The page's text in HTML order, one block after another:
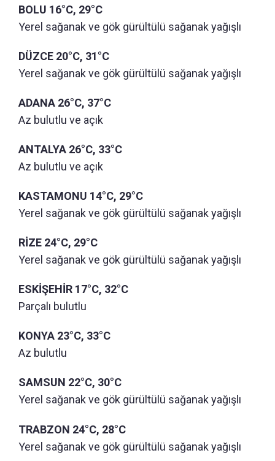
BOLU 16°C, 29°C
Yerel sağanak ve gök gürültülü sağanak yağışlı
DÜZCE 20°C, 31°C
Yerel sağanak ve gök gürültülü sağanak yağışlı
ADANA 26°C, 37°C
Az bulutlu ve açık
ANTALYA 26°C, 33°C
Az bulutlu ve açık
KASTAMONU 14°C, 29°C
Yerel sağanak ve gök gürültülü sağanak yağışlı
RİZE 24°C, 29°C
Yerel sağanak ve gök gürültülü sağanak yağışlı
ESKİŞEHİR 17°C, 32°C
Parçalı bulutlu
KONYA 23°C, 33°C
Az bulutlu
SAMSUN 22°C, 30°C
Yerel sağanak ve gök gürültülü sağanak yağışlı
TRABZON 24°C, 28°C
Yerel sağanak ve gök gürültülü sağanak yağışlı